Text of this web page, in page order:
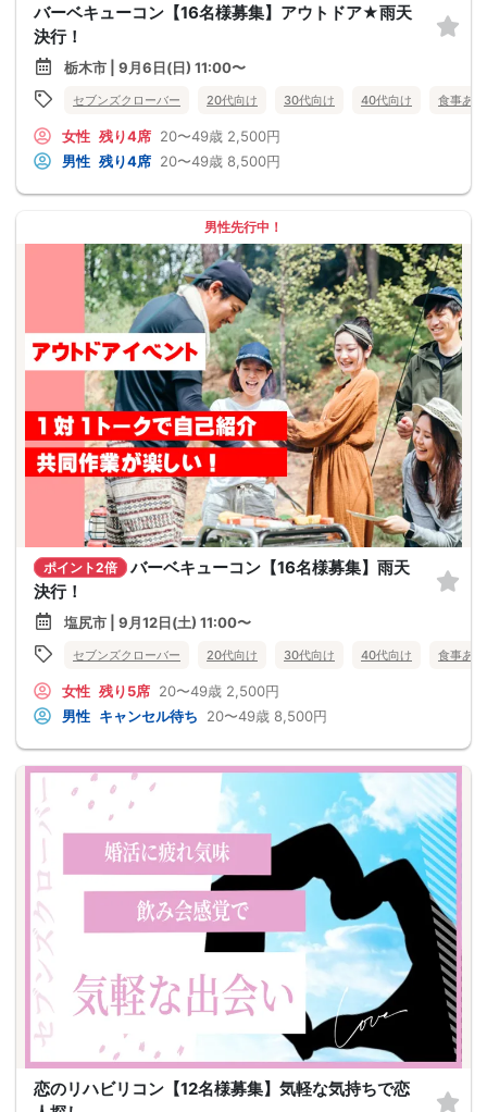
バーベキューコン【16名様募集】アウトドア★雨天
決行！
栃木市 | 9月6日(日) 11:00〜
セブンズクローバー 20代向け 30代向け 40代向け 食事あり
女性 残り4席 20〜49歳 2,500円
男性 残り4席 20〜49歳 8,500円
男性先行中！
ポイント2倍
バーベキューコン【16名様募集】雨天
決行！
塩尻市 | 9月12日(土) 11:00〜
セブンズクローバー 20代向け 30代向け 40代向け 食事あり
女性 残り5席 20〜49歳 2,500円
男性 キャンセル待ち 20〜49歳 8,500円
恋のリハビリコン【12名様募集】気軽な気持ちで恋